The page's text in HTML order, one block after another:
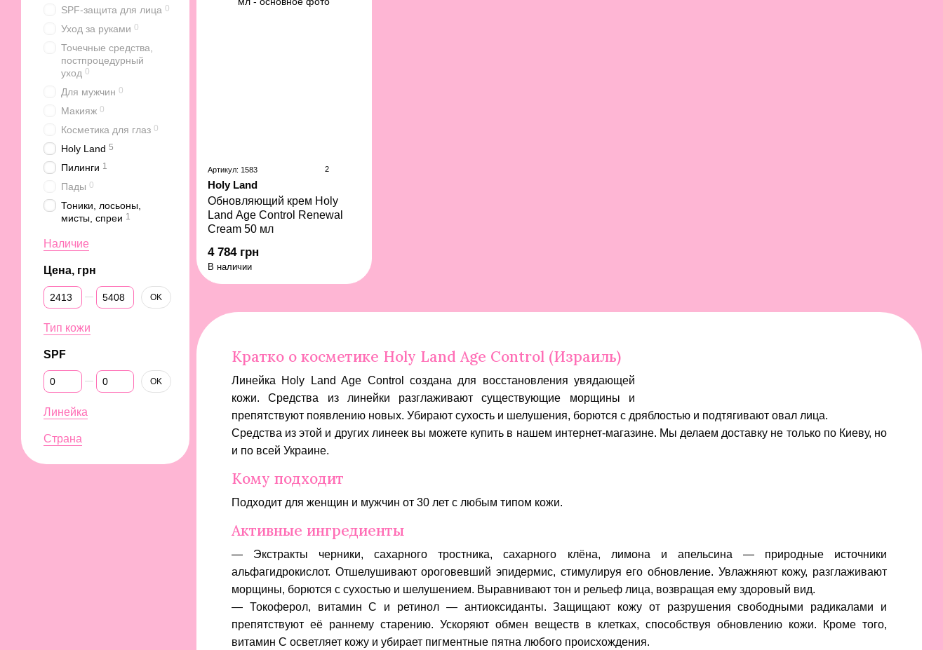
Кратко о косметике Holy Land Age Control (Израиль)
Линейка Holy Land Age Control создана для восстановления увядающей
кожи. Средства из линейки разглаживают существующие морщины и
препятствуют появлению новых. Убирают сухость и шелушения, борются с дряблостью и подтягивают овал лица.
Средства из этой и других линеек вы можете купить в нашем интернет-магазине. Мы делаем доставку не только по Киеву, но
и по всей Украине.
Кому подходит
Подходит для женщин и мужчин от 30 лет с любым типом кожи.
Активные ингредиенты
— Экстракты черники, сахарного тростника, сахарного клёна, лимона и апельсина — природные источники
альфагидрокислот. Отшелушивают ороговевший эпидермис, стимулируя его обновление. Увлажняют кожу, разглаживают
морщины, борются с сухостью и шелушением. Выравнивают тон и рельеф лица, возвращая ему здоровый вид.
— Токоферол, витамин C и ретинол — антиоксиданты. Защищают кожу от разрушения свободными радикалами и
препятствуют её раннему старению. Ускоряют обмен веществ в клетках, способствуя обновлению кожи. Кроме того,
витамин C осветляет кожу и убирает пигментные пятна любого происхождения.
Артикул: 1583 2
Holy Land
Обновляющий крем Holy
Land Age Control Renewal
Cream 50 мл
4 784 грн
В наличии
SPF-защита для лица 0
Уход за руками 0
Точечные средства,
постпроцедурный
уход 0
Для мужчин 0
Макияж 0
Косметика для глаз 0
Holy Land 5
Пилинги 1
Пады 0
Тоники, лосьоны,
мисты, спреи 1
Наличие
Цена, грн
От Цена, грн
До Цена, грн OK
Тип кожи
SPF
От SPF
До SPF OK
Линейка
Страна